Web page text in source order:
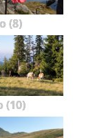
(8)
(10)